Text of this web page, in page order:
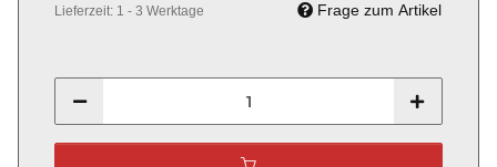
Lieferzeit: 1 - 3 Werktage Frage zum Artikel